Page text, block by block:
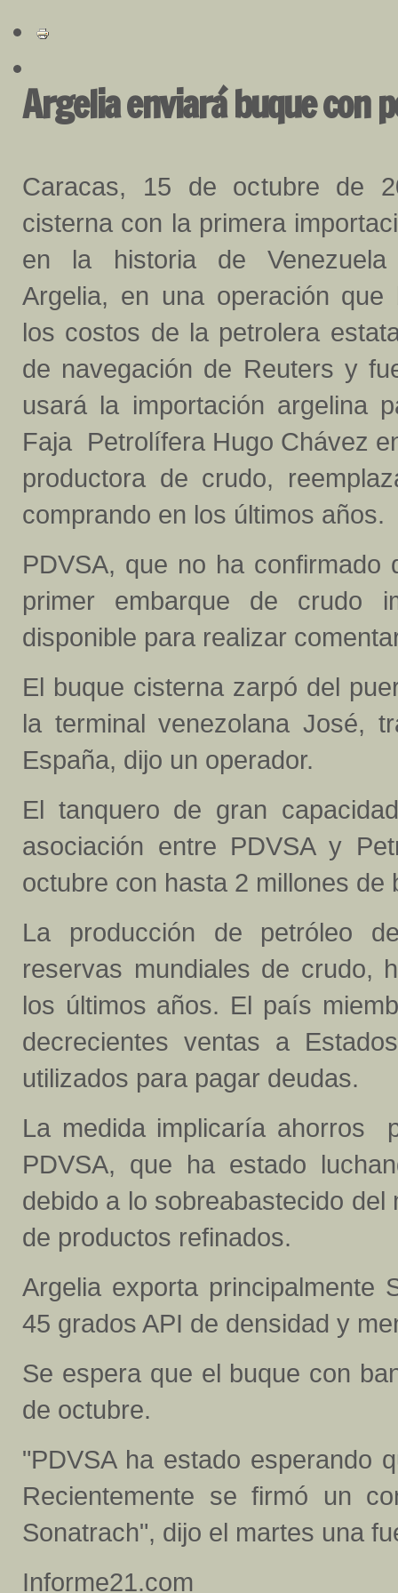
Argelia enviará buque con
Caracas, 15 de octubre de
cisterna con la primera
en la historia de
Argelia, en una operación
los costos de la petrolera
de navegación de Reuters y
usará la importación argelina
Faja Petrolífera Hugo Chávez
productora de crudo,
comprando en los últimos años.
PDVSA, que no ha
primer embarque de crudo
disponible para realizar
El buque cisterna zarpó del
la terminal venezolana José,
España, dijo un operador.
El tanquero de gran
asociación entre PDVSA y
octubre con hasta 2 millones
La producción de petróleo
reservas mundiales de crudo,
los últimos años. El país
decrecientes ventas a
utilizados para pagar deudas.
La medida implicaría ahorros
PDVSA, que ha estado
debido a lo sobreabastecido
de productos refinados.
Argelia exporta principalmente
45 grados API de densidad y
Se espera que el buque con
de octubre.
"PDVSA ha estado esperando
Recientemente se firmó un
Sonatrach", dijo el martes una
Informe21.com